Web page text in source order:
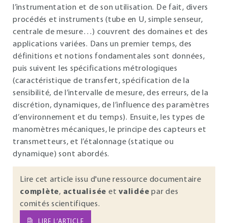
l’instrumentation et de son utilisation. De fait, divers
procédés et instruments (tube en U, simple senseur,
centrale de mesure…) couvrent des domaines et des
applications variées. Dans un premier temps, des
définitions et notions fondamentales sont données,
puis suivent les spécifications métrologiques
(caractéristique de transfert, spécification de la
sensibilité, de l’intervalle de mesure, des erreurs, de la
discrétion, dynamiques, de l’influence des paramètres
d’environnement et du temps). Ensuite, les types de
manomètres mécaniques, le principe des capteurs et
transmetteurs, et l’étalonnage (statique ou
dynamique) sont abordés.
Lire cet article issu d'une ressource documentaire
complète, actualisée et validée par des
comités scientifiques.
LIRE L’ARTICLE